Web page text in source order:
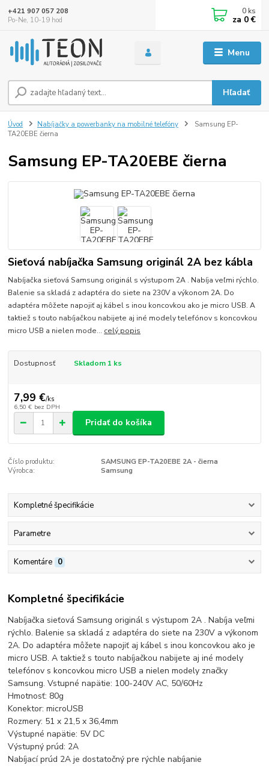
Menu
Hľadať
+421 907 057 208
Po-Ne, 10-19 hod
0 ks
za 0 €
Úvod Nabíjačky a powerbanky na mobilné telefóny
Samsung EP-
TA20EBE čierna
Samsung EP-TA20EBE čierna
Sieťová nabíjačka Samsung originál 2A bez kábla
Nabíjačka sieťová Samsung originál s výstupom 2A . Nabíja veľmi rýchlo.
Balenie sa skladá z adaptéra do siete na 230V a výkonom 2A. Do
adaptéra môžete napojiť aj kábel s inou koncovkou ako je micro USB. A
taktiež s touto nabíjačkou nabijete aj iné modely telefónov s koncovkou
micro USB a nielen mode... celý popis
Dostupnosť Skladom 1 ks
7,99 €/ks
6,50 € bez DPH
Pridať do košíka
Číslo produktu:
SAMSUNG EP-TA20EBE 2A - čierna
Výrobca:
Samsung
Kompletné špecifikácie
Parametre
Komentáre 0
Kompletné špecifikácie
Nabíjačka sieťová Samsung originál s výstupom 2A . Nabíja veľmi
rýchlo. Balenie sa skladá z adaptéra do siete na 230V a výkonom
2A. Do adaptéra môžete napojiť aj kábel s inou koncovkou ako je
micro USB. A taktiež s touto nabíjačkou nabijete aj iné modely
telefónov s koncovkou micro USB a nielen modely značky
Samsung. Vstupné napätie: 100-240V AC, 50/60Hz
Hmotnosť: 80g
Konektor: microUSB
Rozmery: 51 x 21,5 x 36,4mm
Výstupné napätie: 5V DC
Výstupný prúd: 2A
Nabíjací prúd 2A je dostatočný pre rýchle nabíjanie